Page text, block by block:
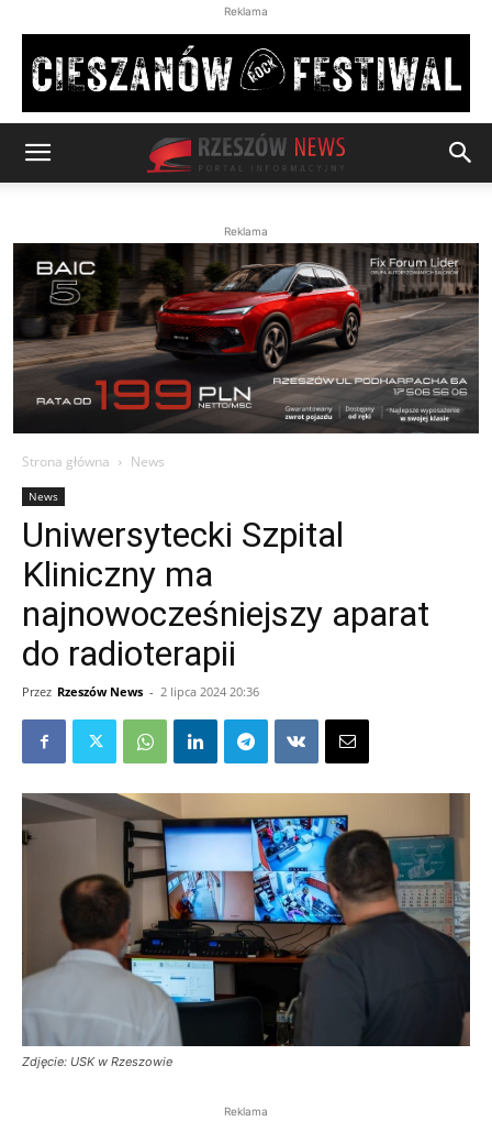
Reklama
Reklama
Strona główna News
News
Uniwersytecki Szpital
Kliniczny ma
najnowocześniejszy aparat
do radioterapii
Przez Rzeszów News - 2 lipca 2024 20:36
Zdjęcie: USK w Rzeszowie
Reklama